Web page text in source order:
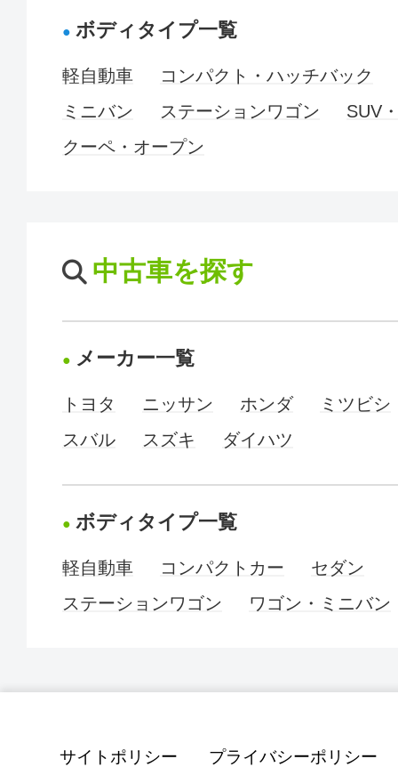
ボディタイプ一覧
軽自動車
コンパクト・ハッチバック
ミニバン
ステーションワゴン
SUV
クーペ・オープン
中古車を探す
メーカー一覧
トヨタ ニッサン ホンダ
ミツビシ
スバル
スズキ ダイハツ
ボディタイプ一覧
軽自動車 コンパクトカー
セダン
ステーションワゴン
ワゴン・ミニバン
サイトポリシー プライバシーポリシー